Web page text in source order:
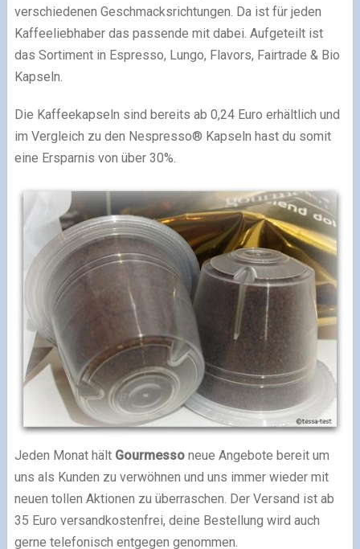
verschiedenen Geschmacksrichtungen. Da ist für jeden
Kaffeeliebhaber das passende mit dabei. Aufgeteilt ist
das Sortiment in Espresso, Lungo, Flavors, Fairtrade & Bio
Kapseln.
Die Kaffeekapseln sind bereits ab 0,24 Euro erhältlich und
im Vergleich zu den Nespresso® Kapseln hast du somit
eine Ersparnis von über 30%.
Jeden Monat hält Gourmessoneue Angebote bereit um
uns als Kunden zu verwöhnen und uns immer wieder mit
neuen tollen Aktionen zu überraschen. Der Versand ist ab
35 Euro versandkostenfrei, deine Bestellung wird auch
gerne telefonisch entgegen genommen.